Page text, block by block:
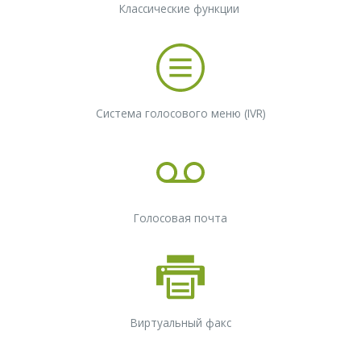
Классические функции
Система голосового меню (IVR)
Голосовая почта
Виртуальный факс